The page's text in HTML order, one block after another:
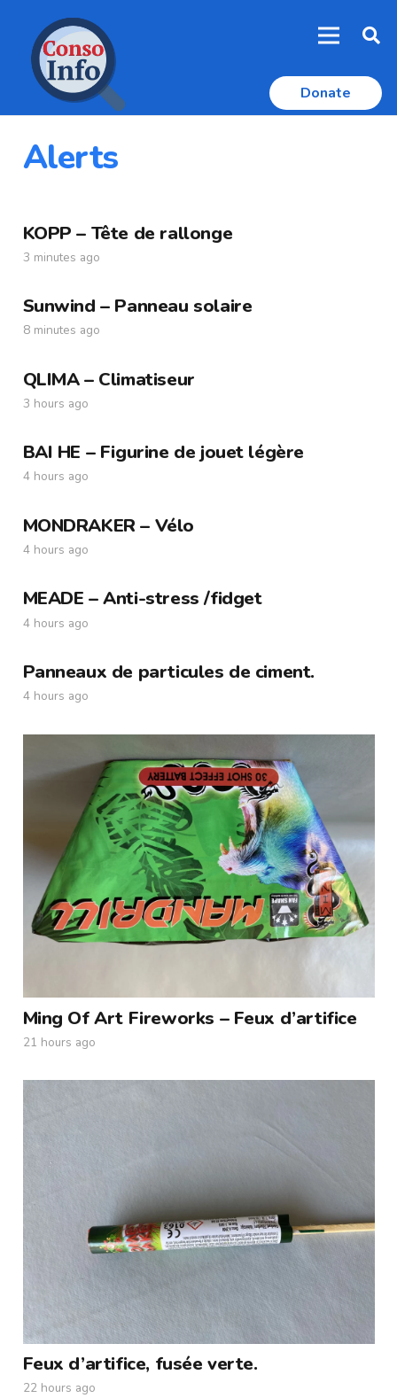
Donate
Alerts
KOPP – Tête de rallonge
3 minutes ago
Sunwind – Panneau solaire
8 minutes ago
QLIMA – Climatiseur
3 hours ago
BAI HE – Figurine de jouet légère
4 hours ago
MONDRAKER – Vélo
4 hours ago
MEADE – Anti-stress /fidget
4 hours ago
Panneaux de particules de ciment.
4 hours ago
Ming Of Art Fireworks – Feux d’artifice
21 hours ago
Feux d’artifice, fusée verte.
22 hours ago